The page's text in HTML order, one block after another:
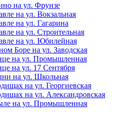
на ул. Фрунзе
на ул. Вокзальная
на ул. Гагарина
на ул. Строительная
на ул. Юбилейная
Боре на ул. Заводская
на ул. Промышленная
на ул. 17 Сентября
на ул. Школьная
на ул. Георгиевская
на ул. Александровская
на ул. Промышленная